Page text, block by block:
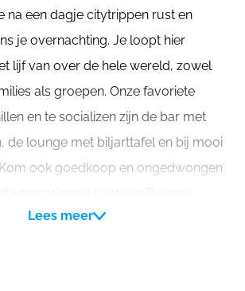
na een dagje citytrippen rust en
je overnachting. Je loopt hier
lijf van over de hele wereld, zowel
als groepen. Onze favoriete
en te socializen zijn de bar met
de lounge met biljarttafel en bij mooi
ook goedkoop en ongedwongen
Lees meer